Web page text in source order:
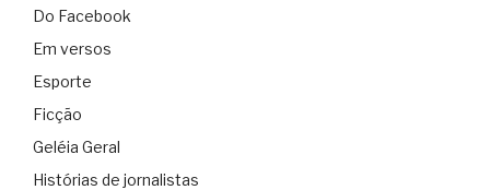
Do Facebook
Em versos
Esporte
Ficção
Geléia Geral
Histórias de jornalistas